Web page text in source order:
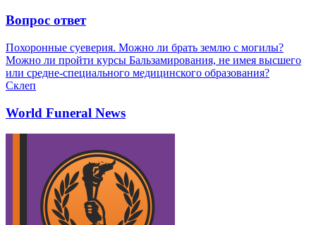
Вопрос ответ
Похоронные суеверия. Можно ли брать землю с могилы?
Можно ли пройти курсы Бальзамирования, не имея высшего
или средне-специального медицинского образования?
Склеп
World Funeral News